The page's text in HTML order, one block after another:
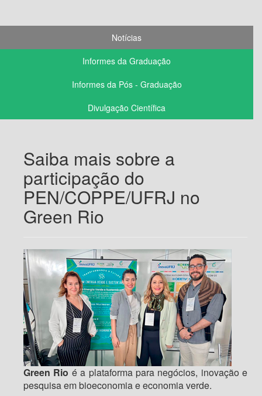
Notícias
Informes da Graduação
Informes da Pós - Graduação
Divulgação Científica
Saiba mais sobre a
participação do
PEN/COPPE/UFRJ no
Green Rio
Green Rio é a plataforma para negócios, inovação e
pesquisa em bioeconomia e economia verde.